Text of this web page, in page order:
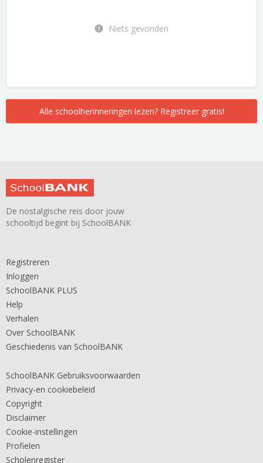
Niets gevonden
Alle schoolherinneringen lezen? Registreer gratis!
De nostalgische reis door jouw
schooltijd begint bij SchoolBANK
Registreren
Inloggen
SchoolBANK PLUS
Help
Verhalen
Over SchoolBANK
Geschiedenis van SchoolBANK
SchoolBANK Gebruiksvoorwaarden
Privacy-en cookiebeleid
Copyright
Disclaimer
Cookie-instellingen
Profielen
Scholenregister